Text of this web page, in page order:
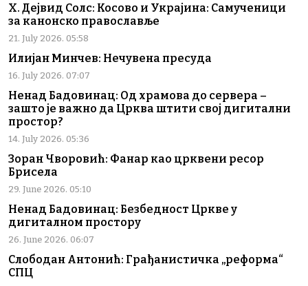
Х. Дејвид Солс: Косово и Украјина: Самученици
за канонско православље
21. July 2026. 05:58
Илијан Минчев: Нечувена пресуда
16. July 2026. 07:07
Ненад Бадовинац: Од храмова до сервера –
зашто је важно да Црква штити свој дигитални
простор?
14. July 2026. 05:36
Зоран Чворовић: Фанар као црквени ресор
Брисела
29. June 2026. 05:10
Ненад Бадовинац: Безбедност Цркве у
дигиталном простору
26. June 2026. 06:07
Слободан Антонић: Грађанистичка „реформа“
СПЦ